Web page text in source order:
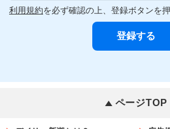
利用規約を必ず確認の上、登録ボタンを
ページTOP